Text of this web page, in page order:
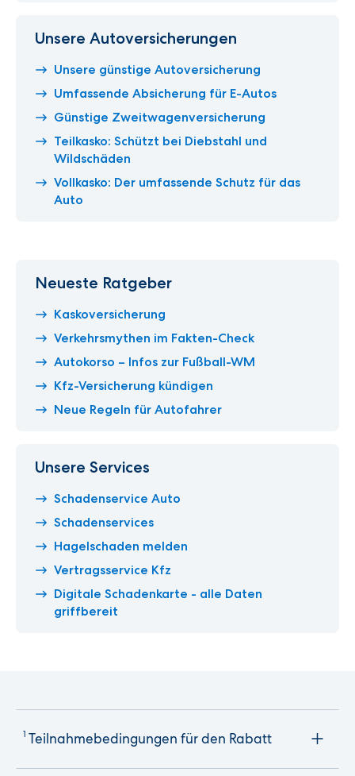
Unsere Autoversicherungen
Unsere günstige Autoversicherung
Umfassende Absicherung für E-Autos
Günstige Zweitwagenversicherung
Teilkasko: Schützt bei Diebstahl und
Wildschäden
Vollkasko: Der umfassende Schutz für das
Auto
Neueste Ratgeber
Kaskoversicherung
Verkehrsmythen im Fakten-Check
Autokorso – Infos zur Fußball-WM
Kfz-Versicherung kündigen
Neue Regeln für Autofahrer
Unsere Services
Schadenservice Auto
Schadenservices
Hagelschaden melden
Vertragsservice Kfz
Digitale Schadenkarte - alle Daten
griffbereit
1 Teilnahmebedingungen für den Rabatt